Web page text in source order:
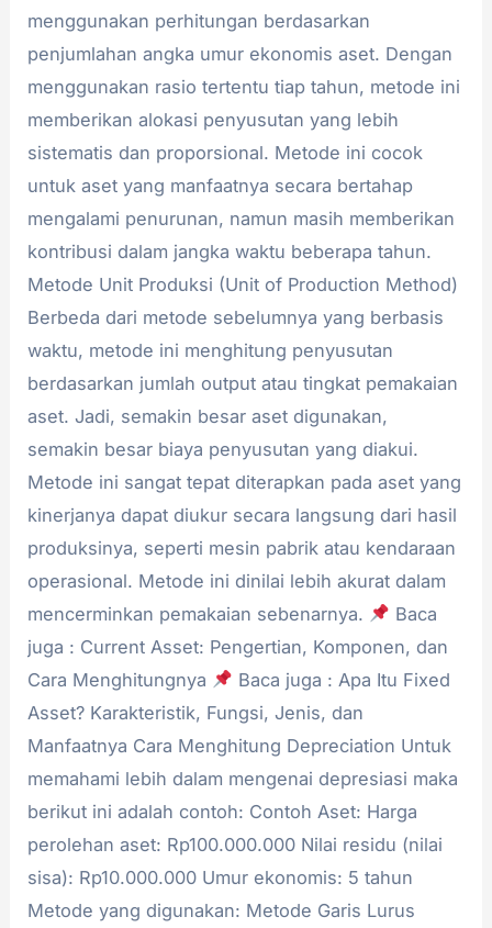
menggunakan perhitungan berdasarkan
penjumlahan angka umur ekonomis aset. Dengan
menggunakan rasio tertentu tiap tahun, metode ini
memberikan alokasi penyusutan yang lebih
sistematis dan proporsional. Metode ini cocok
untuk aset yang manfaatnya secara bertahap
mengalami penurunan, namun masih memberikan
kontribusi dalam jangka waktu beberapa tahun.
Metode Unit Produksi (Unit of Production Method)
Berbeda dari metode sebelumnya yang berbasis
waktu, metode ini menghitung penyusutan
berdasarkan jumlah output atau tingkat pemakaian
aset. Jadi, semakin besar aset digunakan,
semakin besar biaya penyusutan yang diakui.
Metode ini sangat tepat diterapkan pada aset yang
kinerjanya dapat diukur secara langsung dari hasil
produksinya, seperti mesin pabrik atau kendaraan
operasional. Metode ini dinilai lebih akurat dalam
mencerminkan pemakaian sebenarnya.
Baca
juga : Current Asset: Pengertian, Komponen, dan
Cara Menghitungnya
Baca juga : Apa Itu Fixed
Asset? Karakteristik, Fungsi, Jenis, dan
Manfaatnya Cara Menghitung Depreciation Untuk
memahami lebih dalam mengenai depresiasi maka
berikut ini adalah contoh: Contoh Aset: Harga
perolehan aset: Rp100.000.000 Nilai residu (nilai
sisa): Rp10.000.000 Umur ekonomis: 5 tahun
Metode yang digunakan: Metode Garis Lurus